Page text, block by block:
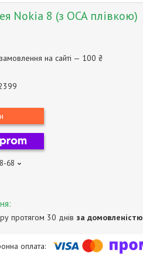
Nokia 8 (з OCA плівкою)
на сайті — 100 ₴
68
протягом 30 днів за домовленістю